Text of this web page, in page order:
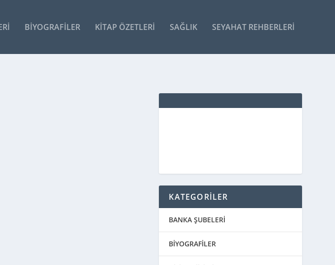
BIYOGRAFILER KITAP ÖZETLERI SAĞLIK SEYAHAT REHBERLERI
KATEGORİLER
BANKA ŞUBELERİ
BİYOGRAFİLER